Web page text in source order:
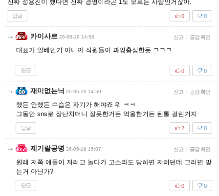
진짜 정용진이 했다면 진짜 경영이라곤 1도 모르는 사람인거잖아.
답글 0
0
카이사르 26-05-19 14:58 신고 | 공감 확인
대표가 일베인거 아니까 직원들이 과잉충성한듯 ㅋㅋㅋ
답글 0
0
재미없는닉 26-05-19 14:59 신고 | 공감 확인
했든 안했든 수습은 자기가 해야죠 뭐 ㅋㅋ
그동안 sns로 장난치더니 잘못한거든 억울한거든 된통 걸린거지
답글 0
2
제기랄공명 26-05-19 15:07 신고 | 공감 확인
원래 저쪽 얘들이 저러고 놀다가 고소라도 당하면 저러던데 그러면 맞
는거 아닌가?
답글 0
0